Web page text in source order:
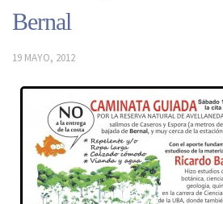
Bernal
19 MAYO, 2012